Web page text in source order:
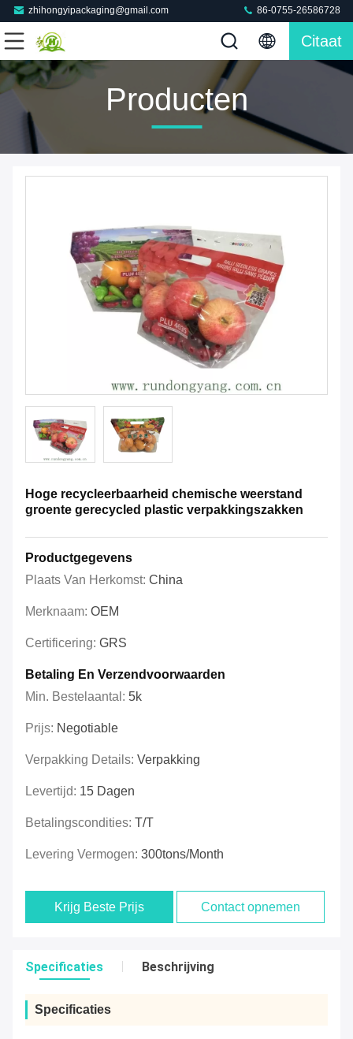
zhihongyipackaging@gmail.com 86-0755-26586728
Citaat
Producten
Hoge recycleerbaarheid chemische weerstand
groente gerecycled plastic verpakkingszakken
Productgegevens
Plaats Van Herkomst: China
Merknaam: OEM
Certificering: GRS
Betaling En Verzendvoorwaarden
Min. Bestelaantal: 5k
Prijs: Negotiable
Verpakking Details: Verpakking
Levertijd: 15 Dagen
Betalingscondities: T/T
Levering Vermogen: 300tons/Month
Krijg Beste Prijs Contact opnemen
Specificaties Beschrijving
Specificaties